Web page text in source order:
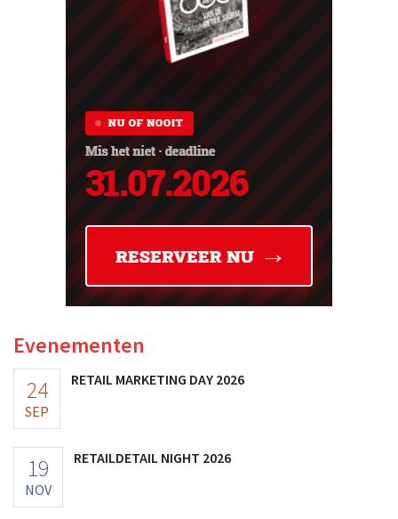
Evenementen
24
SEP
RETAIL MARKETING DAY 2026
19
NOV
RETAILDETAIL NIGHT 2026